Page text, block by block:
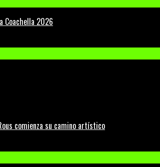
Coachella 2026
comienza su camino artístico